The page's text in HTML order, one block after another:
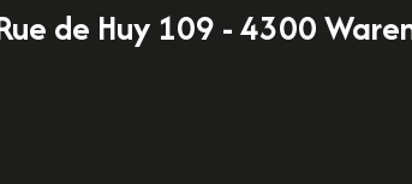
de Huy 109 - 4300